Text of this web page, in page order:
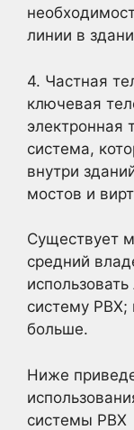
линии в
4. Частная
ключевая
электронная
система,
внутри
мостов и
Существует
средний
систему
больше.
Ниже
системы PBX